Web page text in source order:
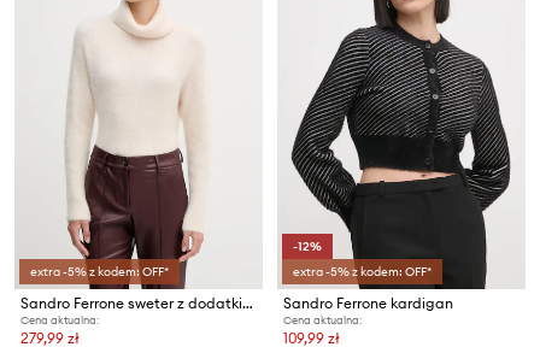
extra -5% z kodem: OFF*
Sandro Ferrone sweter z dodatkiem alpaki
Cena aktualna:
279,99 zł
-12%
extra -5% z kodem: OFF*
Sandro Ferrone kardigan
Cena aktualna:
109,99 zł